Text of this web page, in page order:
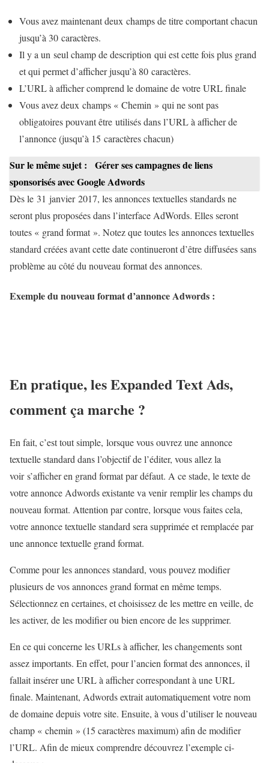
Vous avez maintenant deux champs de titre comportant chacun
jusqu’à 30 caractères.
Il y a un seul champ de description qui est cette fois plus grand
et qui permet d’afficher jusqu’à 80 caractères.
L’URL à afficher comprend le domaine de votre URL finale
Vous avez deux champs « Chemin » qui ne sont pas
obligatoires pouvant être utilisés dans l’URL à afficher de
l’annonce (jusqu’à 15 caractères chacun)
Sur le même sujet :
Gérer ses campagnes de liens
sponsorisés avec Google Adwords
Dès le 31 janvier 2017, les annonces textuelles standards ne
seront plus proposées dans l’interface AdWords. Elles seront
toutes « grand format ». Notez que toutes les annonces textuelles
standard créées avant cette date continueront d’être diffusées sans
problème au côté du nouveau format des annonces.
Exemple du nouveau format d’annonce Adwords :
En pratique, les Expanded Text Ads,
comment ça marche ?
En fait, c’est tout simple, lorsque vous ouvrez une annonce
textuelle standard dans l’objectif de l’éditer, vous allez la
voir s’afficher en grand format par défaut. A ce stade, le texte de
votre annonce Adwords existante va venir remplir les champs du
nouveau format. Attention par contre, lorsque vous faites cela,
votre annonce textuelle standard sera supprimée et remplacée par
une annonce textuelle grand format.
Comme pour les annonces standard, vous pouvez modifier
plusieurs de vos annonces grand format en même temps.
Sélectionnez en certaines, et choisissez de les mettre en veille, de
les activer, de les modifier ou bien encore de les supprimer.
En ce qui concerne les URLs à afficher, les changements sont
assez importants. En effet, pour l’ancien format des annonces, il
fallait insérer une URL à afficher correspondant à une URL
finale. Maintenant, Adwords extrait automatiquement votre nom
de domaine depuis votre site. Ensuite, à vous d’utiliser le nouveau
champ « chemin » (15 caractères maximum) afin de modifier
l’URL. Afin de mieux comprendre découvrez l’exemple ci-